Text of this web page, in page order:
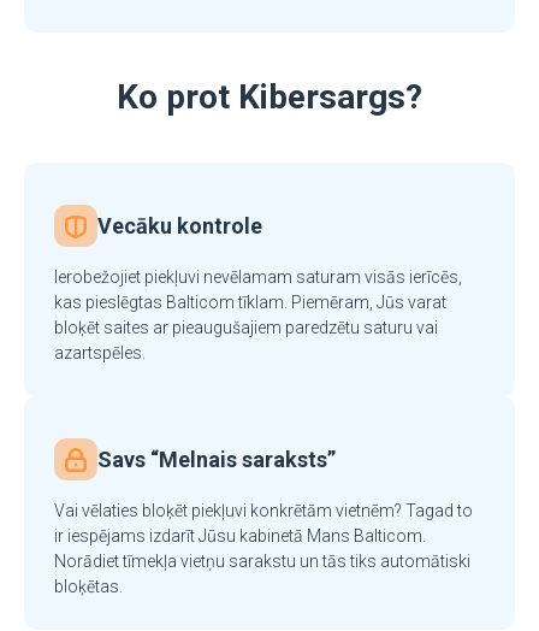
Ko prot Kibersargs?
Vecāku kontrole
Ierobežojiet piekļuvi nevēlamam saturam visās ierīcēs,
kas pieslēgtas Balticom tīklam. Piemēram, Jūs varat
bloķēt saites ar pieaugušajiem paredzētu saturu vai
azartspēles.
Savs “Melnais saraksts”
Vai vēlaties bloķēt piekļuvi konkrētām vietnēm? Tagad to
ir iespējams izdarīt Jūsu kabinetā Mans Balticom.
Norādiet tīmekļa vietņu sarakstu un tās tiks automātiski
bloķētas.